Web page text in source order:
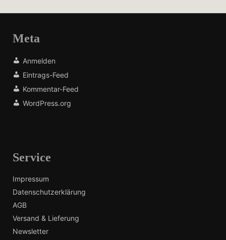
Meta
Anmelden
Eintrags-Feed
Kommentar-Feed
WordPress.org
Service
Impressum
Datenschutzerklärung
AGB
Versand & Lieferung
Newsletter